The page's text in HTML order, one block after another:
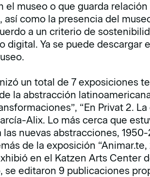
museo o que guarda
así como la presencia del
a un criterio de
digital. Ya se puede descargar
un total de 7 exposiciones
la abstracción
“En Privat 2.
Alix. Lo más cerca que
nuevas abstracciones,
de la exposición
en el Katzen Arts Center
se editaron 9 publicaciones